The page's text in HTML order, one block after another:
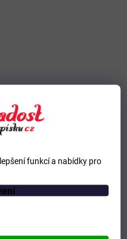
funkcí a nabídky pro